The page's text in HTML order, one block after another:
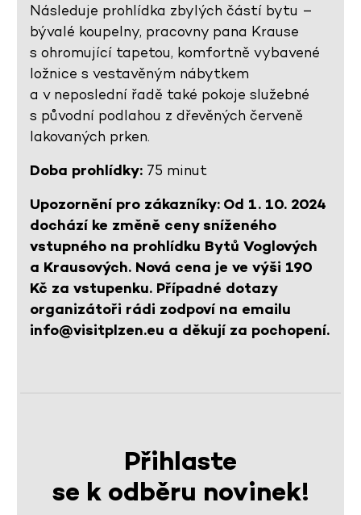
Následuje prohlídka zbylých částí bytu –
bývalé koupelny, pracovny pana Krause
s ohromující tapetou, komfortně vybavené
ložnice s vestavěným nábytkem
a v neposlední řadě také pokoje služebné
s původní podlahou z dřevěných červeně
lakovaných prken.
Doba prohlídky: 75 minut
Upozornění pro zákazníky: Od 1. 10. 2024
dochází ke změně ceny sníženého
vstupného na prohlídku Bytů Voglových
a Krausových. Nová cena je ve výši 190
Kč za vstupenku. Případné dotazy
organizátoři rádi zodpoví na emailu
info@visitplzen.eu a děkují za pochopení.
Přihlaste
se k odběru novinek!